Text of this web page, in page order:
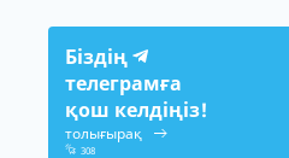
Біздің
телеграмға
қош келдіңіз!
толығырақ
308